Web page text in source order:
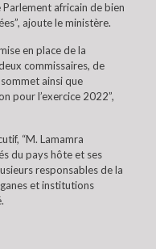
africain de bien
ajoute le ministère.
en place de la
commissaires, de
ainsi que
pour l’exercice 2022”,
“M. Lamamra
du pays hôte et ses
responsables de la
et institutions